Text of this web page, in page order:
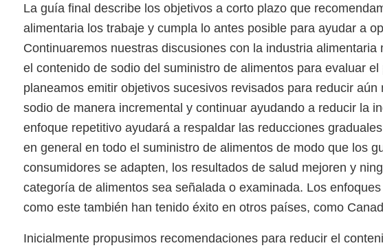
La guía final describe los objetivos a corto plazo que
alimentaria los trabaje y cumpla lo antes posible para ayudar a
Continuaremos nuestras discusiones con la industria alimentaria
el contenido de sodio del suministro de alimentos para evaluar
planeamos emitir objetivos sucesivos revisados para reducir aún
sodio de manera incremental y continuar ayudando a reducir la
enfoque repetitivo ayudará a respaldar las reducciones
en general en todo el suministro de alimentos de modo que los
consumidores se adapten, los resultados de salud mejoren y
categoría de alimentos sea señalada o examinada. Los
como este también han tenido éxito en otros países, como
Inicialmente propusimos recomendaciones para reducir el